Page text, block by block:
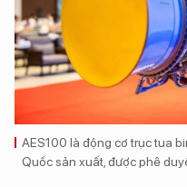
AES100 là động cơ trục tua
Quốc sản xuất, được phê